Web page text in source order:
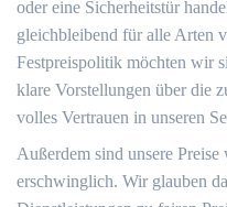
oder eine Sicherheitstür
gleichbleibend für alle Arten
Festpreispolitik möchten wir
klare Vorstellungen über die
volles Vertrauen in unseren
Außerdem sind unsere
erschwinglich.​ Wir glauben